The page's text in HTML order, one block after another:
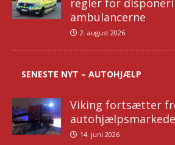
regler for
ambulancerne
2. august 2026
SENESTE NYT – AUTOHJÆLP
Viking fortsætter
14. juni 2026